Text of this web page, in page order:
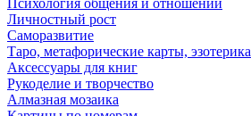
Психология общения и отношений
Личностный рост
Саморазвитие
Таро, метафорические карты, эзотерика
Аксессуары для книг
Рукоделие и творчество
Алмазная мозаика